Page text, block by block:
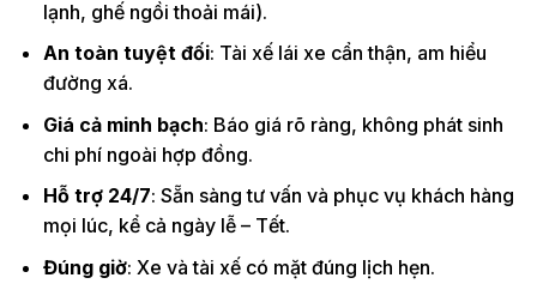
lạnh, ghế ngồi thoải mái).
An toàn tuyệt đối: Tài xế lái xe cẩn thận, am hiểu
đường xá.
Giá cả minh bạch: Báo giá rõ ràng, không phát sinh
chi phí ngoài hợp đồng.
Hỗ trợ 24/7: Sẵn sàng tư vấn và phục vụ khách hàng
mọi lúc, kể cả ngày lễ – Tết.
Đúng giờ: Xe và tài xế có mặt đúng lịch hẹn.